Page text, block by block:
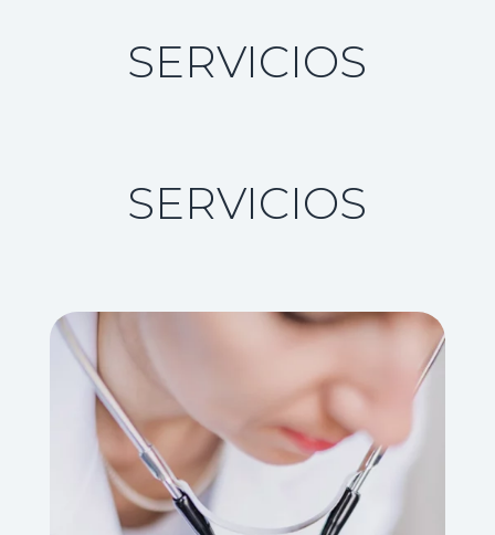
SERVICIOS
SERVICIOS